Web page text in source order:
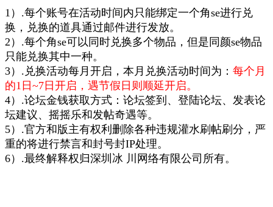
1）.每个账号在活动时间内只能绑定一个角se进行兑
换，兑换的道具通过邮件进行发放。
2）.每个角se可以同时兑换多个物品，但是同颜se物品
只能兑换其中一种。
3）.兑换活动每月开启，本月兑换活动时间为： 每个月
的1日~7日开启，遇节假日则顺延开启。
4）.论坛金钱获取方式：论坛签到、登陆论坛、发表论
坛建议、摇摇乐和发帖奇遇等。
5）.官方和版主有权利删除各种违规灌水刷帖刷分，严
重的将进行禁言和封号封IP处理。
6）.最终解释权归深圳冰 川网络有限公司所有。